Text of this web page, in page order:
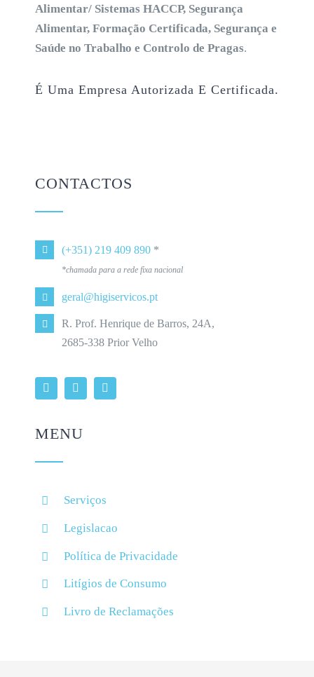
Alimentar/ Sistemas HACCP, Segurança
Alimentar, Formação Certificada, Segurança e
Saúde no Trabalho e Controlo de Pragas.
É Uma Empresa Autorizada E Certificada.
CONTACTOS
(+351) 219 409 890 *
*chamada para a rede fixa nacional
geral@higiservicos.pt
R. Prof. Henrique de Barros, 24A,
2685-338 Prior Velho
MENU
Serviços
Legislacao
Política de Privacidade
Litígios de Consumo
Livro de Reclamações